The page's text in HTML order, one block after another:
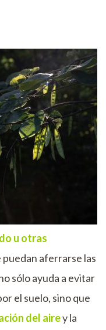
u otras
puedan aferrarse las
sólo ayuda a evitar
el suelo, sino que
del airey la